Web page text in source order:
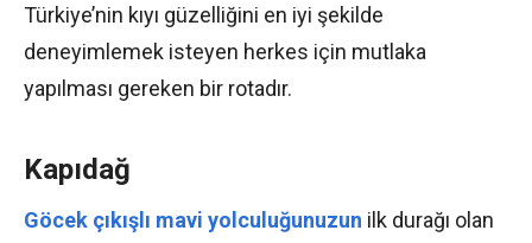
Türkiye’nin kıyı güzelliğini en iyi şekilde
deneyimlemek isteyen herkes için mutlaka
yapılması gereken bir rotadır.
Kapıdağ
Göcek çıkışlı mavi yolculuğunuzun ilk durağı olan